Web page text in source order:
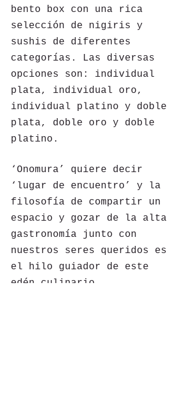
bento box con una rica
selección de nigiris y
sushis de diferentes
categorías. Las diversas
opciones son: individual
plata, individual oro,
individual platino y doble
plata, doble oro y doble
platino.
‘Onomura’ quiere decir
‘lugar de encuentro’ y la
filosofía de compartir un
espacio y gozar de la alta
gastronomía junto con
nuestros seres queridos es
el hilo guiador de este
edén culinario.